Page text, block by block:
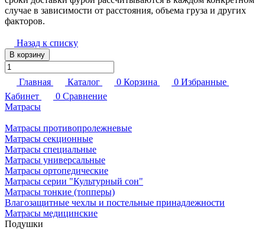
случае в зависимости от расстояния, объема груза и других
факторов.
Назад к списку
В корзину
Главная Каталог 0 Корзина 0 Избранные
Кабинет
0 Сравнение
Матрасы
Матрасы противопролежневые
Матрасы секционные
Матрасы специальные
Матрасы универсальные
Матрасы ортопедические
Матрасы серии "Культурный сон"
Матрасы тонкие (топперы)
Влагозащитные чехлы и постельные принадлежности
Матрасы медицинские
Подушки